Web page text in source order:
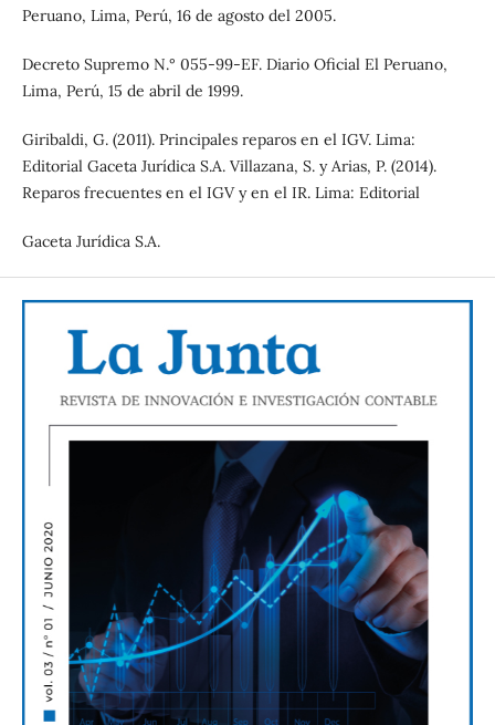
Peruano, Lima, Perú, 16 de agosto del 2005.
Decreto Supremo N.° 055-99-EF. Diario Oficial El Peruano,
Lima, Perú, 15 de abril de 1999.
Giribaldi, G. (2011). Principales reparos en el IGV. Lima:
Editorial Gaceta Jurídica S.A. Villazana, S. y Arias, P. (2014).
Reparos frecuentes en el IGV y en el IR. Lima: Editorial
Gaceta Jurídica S.A.